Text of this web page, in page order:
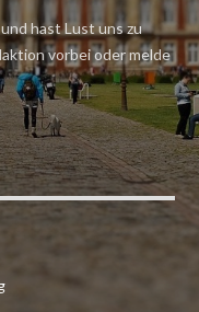
hast Lust uns zu
vorbei oder melde